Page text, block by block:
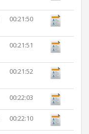
00:21:50
00:21:51
00:21:52
00:22:03
00:22:10